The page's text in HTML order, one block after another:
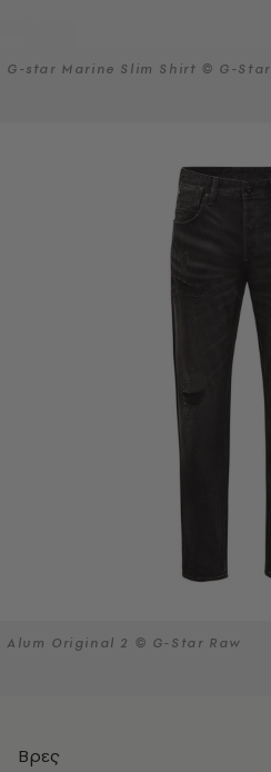
G-star Marine Slim Shirt © G-Star
Alum Original 2 © G-Star Raw
Bρες